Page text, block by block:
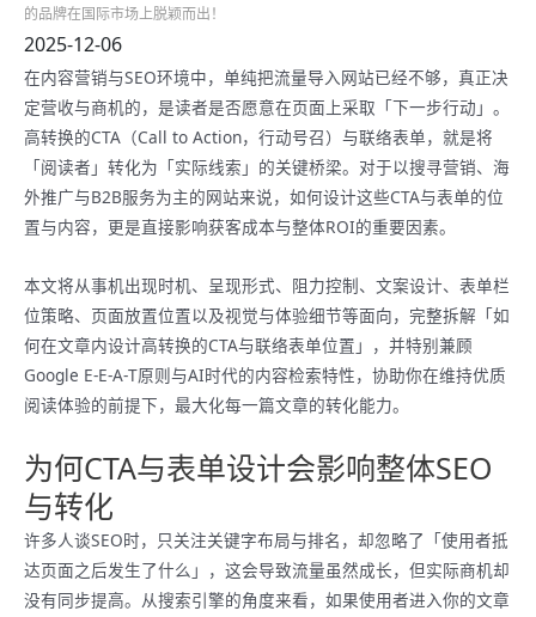
的品牌在国际市场上脱颖而出！
2025-12-06
在内容营销与SEO环境中，单纯把流量导入网站已经不够，真正决
定营收与商机的，是读者是否愿意在页面上采取「下一步行动」。
高转换的CTA（Call to Action，行动号召）与联络表单，就是将
「阅读者」转化为「实际线索」的关键桥梁。对于以搜寻营销、海
外推广与B2B服务为主的网站来说，如何设计这些CTA与表单的位
置与内容，更是直接影响获客成本与整体ROI的重要因素。
本文将从事机出现时机、呈现形式、阻力控制、文案设计、表单栏
位策略、页面放置位置以及视觉与体验细节等面向，完整拆解「如
何在文章内设计高转换的CTA与联络表单位置」，并特别兼顾
Google E‑E‑A‑T原则与AI时代的内容检索特性，协助你在维持优质
阅读体验的前提下，最大化每一篇文章的转化能力。
为何CTA与表单设计会影响整体SEO
与转化
许多人谈SEO时，只关注关键字布局与排名，却忽略了「使用者抵
达页面之后发生了什么」，这会导致流量虽然成长，但实际商机却
没有同步提高。从搜索引擎的角度来看，如果使用者进入你的文章